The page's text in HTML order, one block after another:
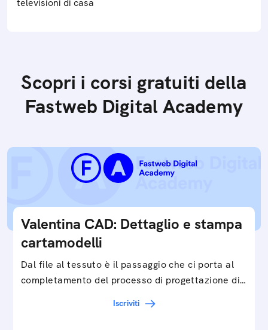
televisioni di casa
Scopri i corsi gratuiti della
Fastweb Digital Academy
Valentina CAD: Dettaglio e stampa
cartamodelli
Dal file al tessuto è il passaggio che ci porta al
completamento del processo di progettazione di
Iscriviti